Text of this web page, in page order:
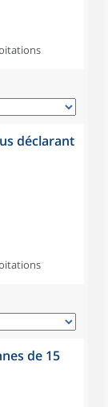
déclarant
de 15